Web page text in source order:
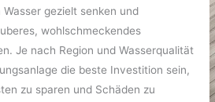
gezielt senken und
wohlschmeckendes
Je nach Region und Wasserqualität
die beste Investition sein,
zu sparen und Schäden zu